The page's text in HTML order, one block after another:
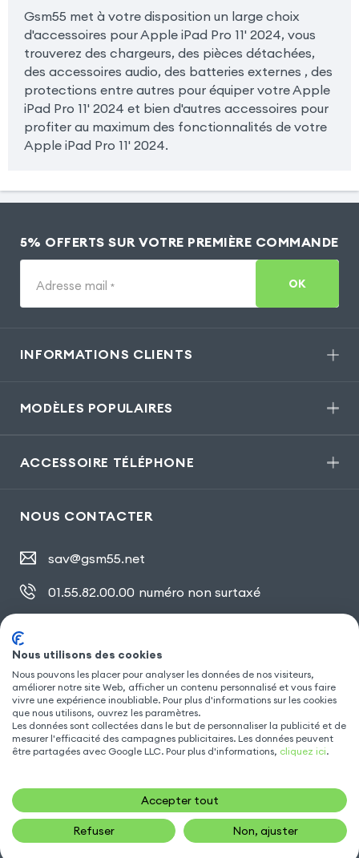
Gsm55 met à votre disposition un large choix
d'accessoires pour Apple iPad Pro 11' 2024, vous
trouverez des chargeurs, des pièces détachées,
des accessoires audio, des batteries externes , des
protections entre autres pour équiper votre Apple
iPad Pro 11' 2024 et bien d'autres accessoires pour
profiter au maximum des fonctionnalités de votre
Apple iPad Pro 11' 2024.
5% OFFERTS SUR VOTRE PREMIÈRE COMMANDE
Adresse mail * OK
INFORMATIONS CLIENTS
MODÈLES POPULAIRES
ACCESSOIRE TÉLÉPHONE
NOUS CONTACTER
sav@gsm55.net
01.55.82.00.00 numéro non surtaxé
SUIVEZ NOUS
Nous utilisons des cookies
Nous pouvons les placer pour analyser les données de nos visiteurs,
améliorer notre site Web, afficher un contenu personnalisé et vous faire
vivre une expérience inoubliable. Pour plus d'informations sur les cookies
que nous utilisons, ouvrez les paramètres.
Les données sont collectées dans le but de personnaliser la publicité et de
mesurer l'efficacité des campagnes publicitaires. Les données peuvent
être partagées avec Google LLC. Pour plus d'informations, cliquez ici.
Accepter tout
Refuser Non, ajuster